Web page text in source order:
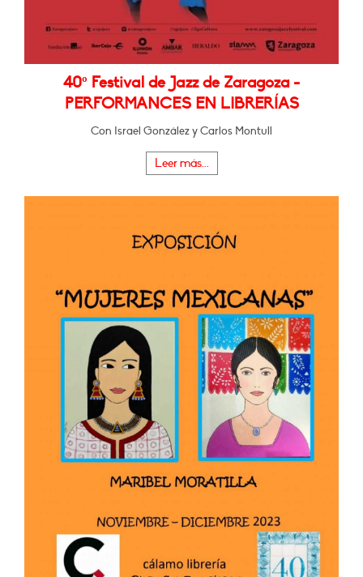
40º Festival de Jazz de Zaragoza -
PERFORMANCES EN LIBRERÍAS
Con Israel González y Carlos Montull
Leer más...